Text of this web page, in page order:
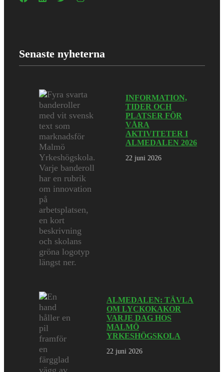
Senaste nyheterna
INFORMATION,
TIDER OCH
PLATSER FÖR
VÅRA
AKTIVITETER I
ALMEDALEN 2026
22 juni 2026
ALMEDALEN: TÄVLA
OM LYCKOKAKOR
VARJE DAG HOS
MALMÖ
YRKESHÖGSKOLA
22 juni 2026